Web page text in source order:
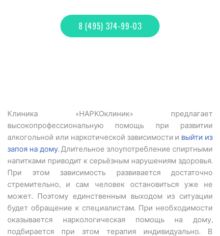
8 (495) 374-99-03
Клиника «НАРКОклиник» предлагает
высокопрофессиональную помощь при развитии
алкогольной или наркотической зависимости и выйти из
запоя на дому. Длительное злоупотребление спиртными
напитками приводит к серьёзным нарушениям здоровья.
При этом зависимость развивается достаточно
стремительно, и сам человек остановиться уже не
может. Поэтому единственным выходом из ситуации
будет обращение к специалистам. При необходимости
оказывается наркологическая помощь на дому,
подбирается при этом терапия индивидуально. В